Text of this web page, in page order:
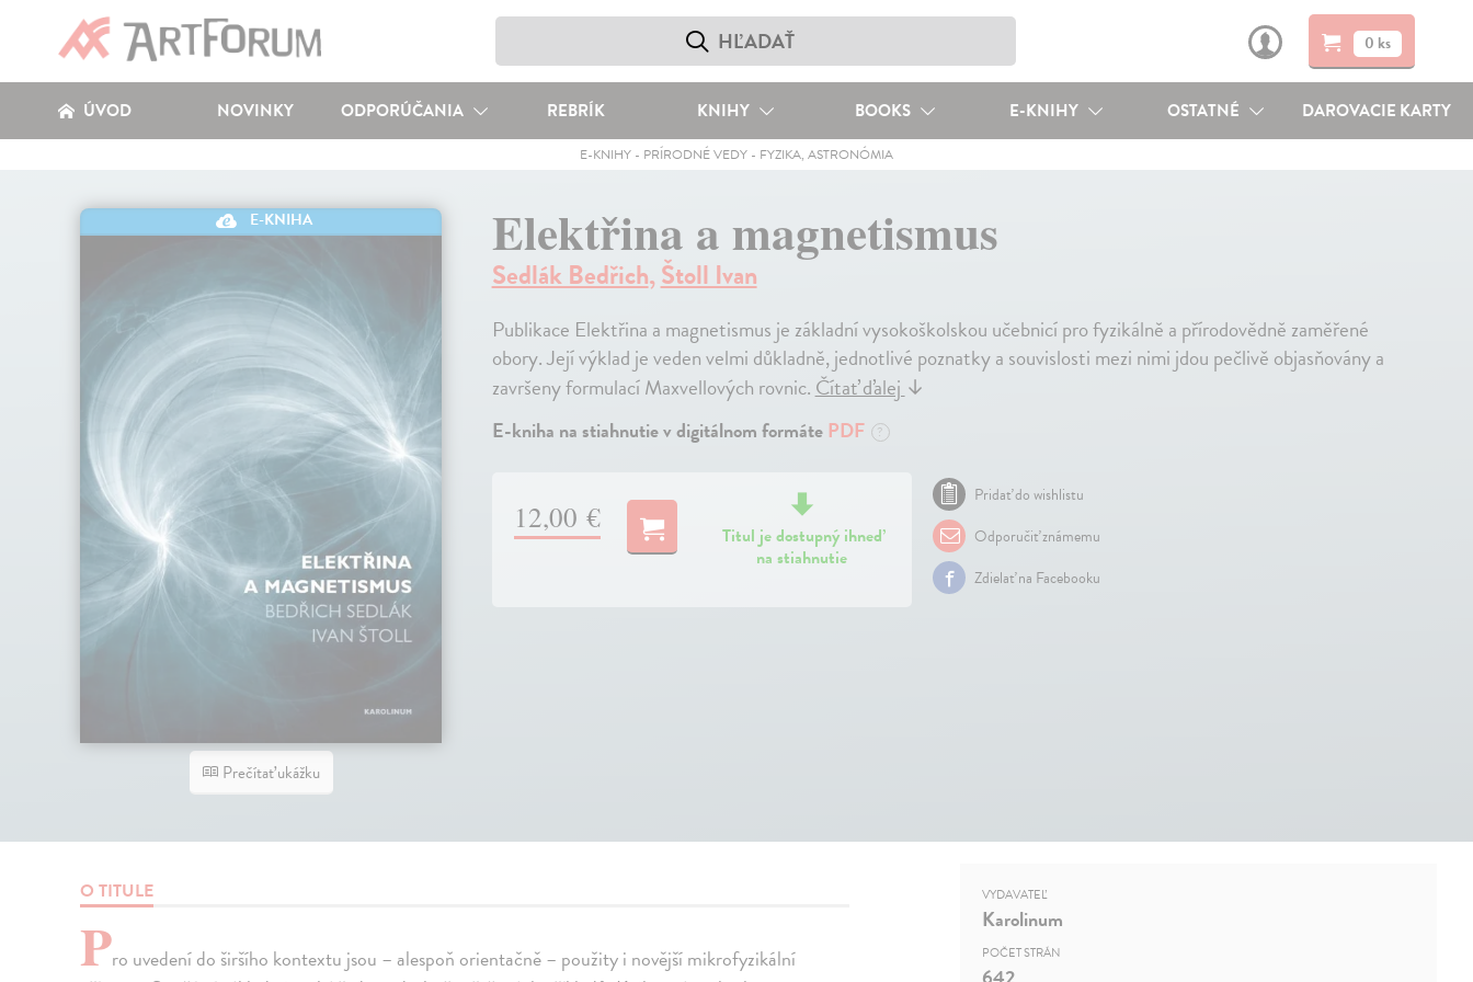
0 ks
ÚVOD NOVINKY ODPORÚČANIA REBRÍK KNIHY BOOKS E-KNIHY OSTATNÉ DAROVACIE KARTY
E-KNIHY- PRÍRODNÉ VEDY- FYZIKA, ASTRONÓMIA
E-KNIHA
Prečítať ukážku
Elektřina a magnetismus
Sedlák Bedřich,Štoll Ivan
Publikace Elektřina a magnetismus je základní vysokoškolskou učebnicí pro fyzikálně a přírodovědně zaměřené
obory. Její výklad je veden velmi důkladně, jednotlivé poznatky a souvislosti mezi nimi jdou pečlivě objasňovány a
završeny formulací Maxvellových rovnic.Čítať ďalej↓
E-kniha na stiahnutie v digitálnom formáte PDF ?
12,00 €
Titul je dostupný ihneď
na stiahnutie
Pridať do wishlistu
Odporučiť známemu
Zdielať na Facebooku
O TITULE
Pro uvedení do širšího kontextu jsou – alespoň orientačně – použity i novější mikrofyzikální
VYDAVATEĽ
Karolinum
POČET STRÁN